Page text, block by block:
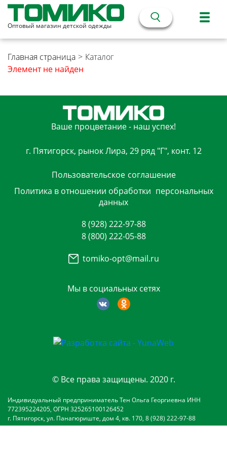
Оптовый магазин детской одежды
Главная страница > Каталог
Элемент не найден
Ваше процветание - наш успех!
г. Пятигорск, рынок Лира, 29 ряд "Г", конт. 12
Пользовательское соглашение
Политика в отношении обработки персональных
данных
Мы в социальных сетях
8 (928) 222-97-88
8 (800) 222-05-88
tomiko-opt@mail.ru
© Все права защищены. 2020 г.
Индивидуальный предприниматель Тен Ольга Георгиевна ИНН
772395224205, ОГРН 325265100126452
г. Пятигорск, ул. Панагюриште, дом 4, кв. 170, 8 (928) 222-97-88